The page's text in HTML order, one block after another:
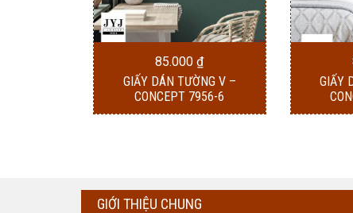
85.000₫
GIẤY DÁN TƯỜNG V –
CONCEPT 7956-6
GIẤY
GIỚI THIỆU CHUNG